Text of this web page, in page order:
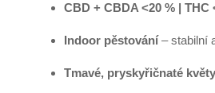
CBD + CBDA <20 % | THC
Indoor pěstování– stabilní
Tmavé, pryskyřičnaté květy